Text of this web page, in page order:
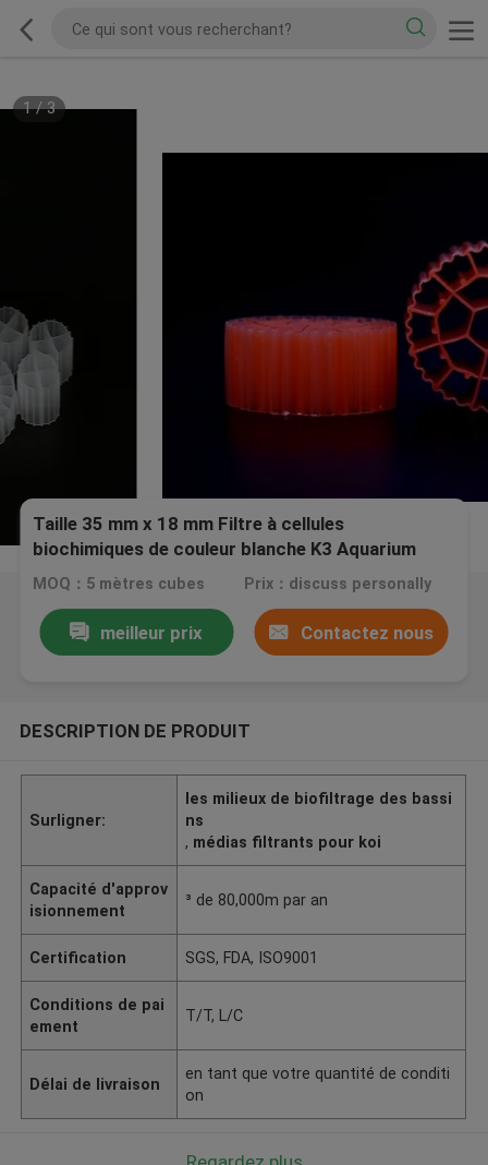
1/3
Taille 35 mm x 18 mm Filtre à cellules
biochimiques de couleur blanche K3 Aquarium
Media Longue durée de vie
MOQ：5 mètres cubes Prix：discuss personally
meilleur prix Contactez nous
DESCRIPTION DE PRODUIT
Surligner:
les milieux de biofiltrage des bassi
ns
, médias filtrants pour koi
Capacité d'approv
isionnement
³ de 80,000m par an
Certification SGS, FDA, ISO9001
Conditions de pai
ement
T/T, L/C
Délai de livraison
en tant que votre quantité de conditi
on